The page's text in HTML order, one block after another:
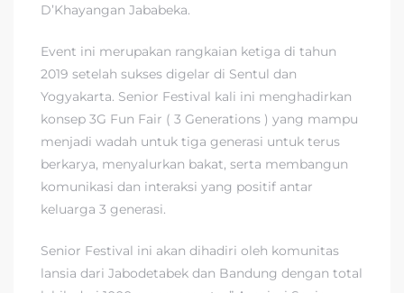
D’Khayangan Jababeka.
Event ini merupakan rangkaian ketiga di tahun
2019 setelah sukses digelar di Sentul dan
Yogyakarta. Senior Festival kali ini menghadirkan
konsep 3G Fun Fair ( 3 Generations ) yang mampu
menjadi wadah untuk tiga generasi untuk terus
berkarya, menyalurkan bakat, serta membangun
komunikasi dan interaksi yang positif antar
keluarga 3 generasi.
Senior Festival ini akan dihadiri oleh komunitas
lansia dari Jabodetabek dan Bandung dengan total